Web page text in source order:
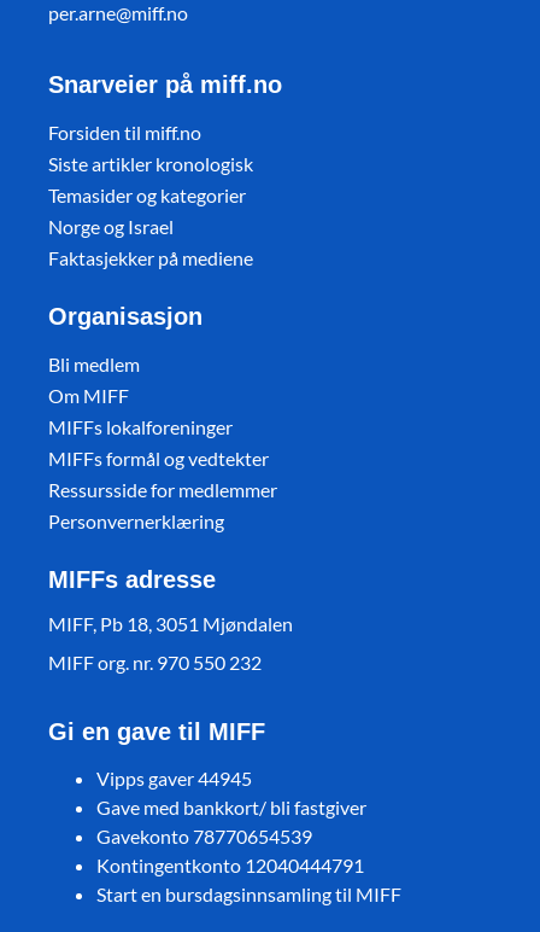
per.arne@miff.no
Snarveier på miff.no
Forsiden til miff.no
Siste artikler kronologisk
Temasider og kategorier
Norge og Israel
Faktasjekker på mediene
Organisasjon
Bli medlem
Om MIFF
MIFFs lokalforeninger
MIFFs formål og vedtekter
Ressursside for medlemmer
Personvernerklæring
MIFFs adresse
MIFF, Pb 18, 3051 Mjøndalen
MIFF org. nr. 970 550 232
Gi en gave til MIFF
Vipps gaver 44945
Gave med bankkort/ bli fastgiver
Gavekonto 78770654539
Kontingentkonto 12040444791
Start en bursdagsinnsamling til MIFF